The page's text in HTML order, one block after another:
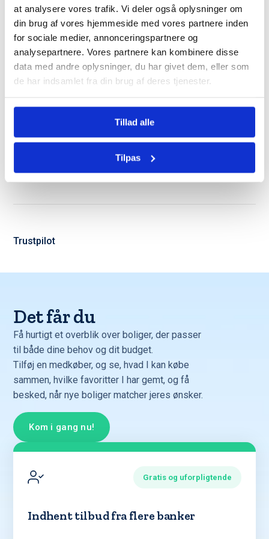
at analysere vores trafik. Vi deler også oplysninger om
din brug af vores hjemmeside med vores partnere inden
for sociale medier, annonceringspartnere og
analysepartnere. Vores partnere kan kombinere disse
data med andre oplysninger, du har givet dem, eller som
de har indsamlet fra din brug af deres tjenester.
Tillad alle
Tilpas
godt i gang.
Du er langt fra den eneste
der bruger Bomae
Trustpilot
Det får du
Få hurtigt et overblik over boliger, der passer
til både dine behov og dit budget.
Tilføj en medkøber, og se, hvad I kan købe
sammen, hvilke favoritter I har gemt, og få
besked, når nye boliger matcher jeres ønsker.
Kom i gang nu!
Gratis og uforpligtende
Indhent tilbud fra flere banker